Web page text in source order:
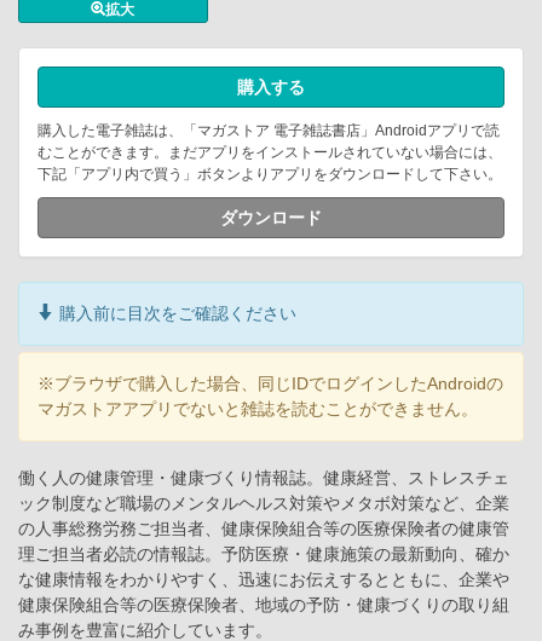
拡大
購入する
購入した電子雑誌は、「マガストア 電子雑誌書店」Androidアプリで読
むことができます。まだアプリをインストールされていない場合には、
下記「アプリ内で買う」ボタンよりアプリをダウンロードして下さい。
ダウンロード
購入前に目次をご確認ください
※ブラウザで購入した場合、同じIDでログインしたAndroidの
マガストアアプリでないと雑誌を読むことができません。
働く人の健康管理・健康づくり情報誌。健康経営、ストレスチェ
ック制度など職場のメンタルヘルス対策やメタボ対策など、企業
の人事総務労務ご担当者、健康保険組合等の医療保険者の健康管
理ご担当者必読の情報誌。予防医療・健康施策の最新動向、確か
な健康情報をわかりやすく、迅速にお伝えするとともに、企業や
健康保険組合等の医療保険者、地域の予防・健康づくりの取り組
み事例を豊富に紹介しています。